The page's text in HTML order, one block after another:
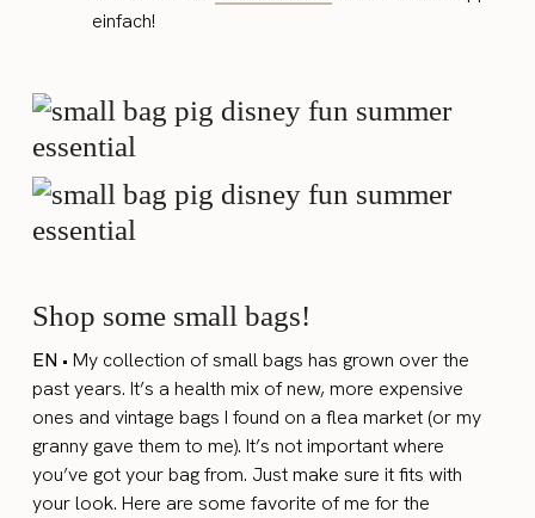
einfach!
Shop some small bags!
EN • My collection of small bags has grown over the
past years. It’s a health mix of new, more expensive
ones and vintage bags I found on a flea market (or my
granny gave them to me). It’s not important where
you’ve got your bag from. Just make sure it fits with
your look. Here are some favorite of me for the